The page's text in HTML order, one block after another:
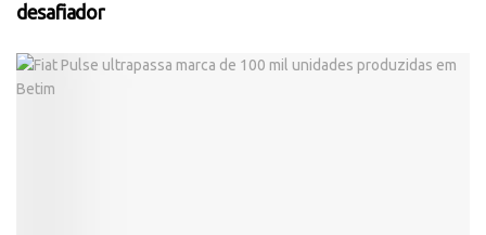
desafiador